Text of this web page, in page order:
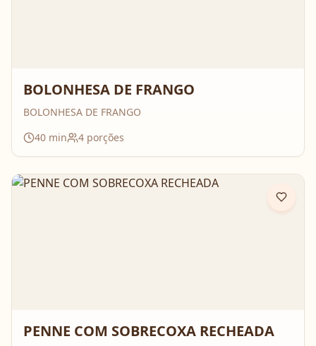
BOLONHESA DE FRANGO
BOLONHESA DE FRANGO
40 min 4 porções
PENNE COM SOBRECOXA RECHEADA